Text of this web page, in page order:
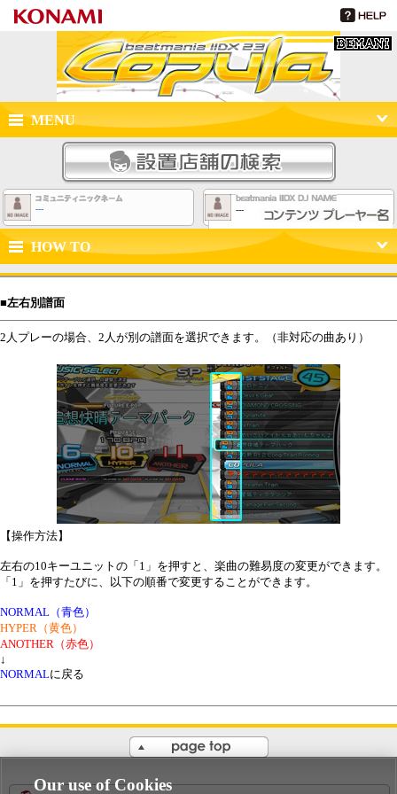
beatmania IIDX 23 copula
MENU
設置店舗
--- ---
HOW TO
■左右別譜面
2人プレーの場合、2人が別の譜面を選択できます。（非対応の曲あり）
【操作方法】
左右の10キーユニットの「1」を押すと、楽曲の難易度の変更ができます。
「1」を押すたびに、以下の順番で変更することができます。
NORMAL（青色）
HYPER（黄色）
ANOTHER（赤色）
↓
NORMALに戻る
Our use of Cookies